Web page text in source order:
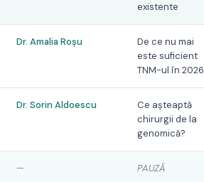
existente
Dr. Amalia Roșu
De ce nu mai
este suficient
TNM-ul în
Dr. Sorin Aldoescu
Ce așteaptă
chirurgii de la
genomică?
— PAUZĂ